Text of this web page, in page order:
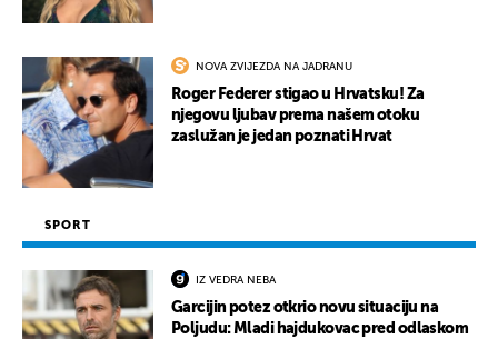
NOVA ZVIJEZDA NA JADRANU
Roger Federer stigao u Hrvatsku! Za
njegovu ljubav prema našem otoku
zaslužan je jedan poznati Hrvat
SPORT
IZ VEDRA NEBA
Garcijin potez otkrio novu situaciju na
Poljudu: Mladi hajdukovac pred odlaskom